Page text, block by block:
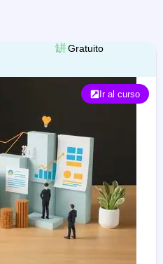
Gratuito
Ir al curso